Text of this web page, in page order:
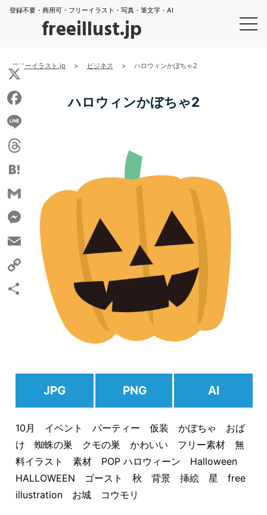
登録不要・商用可・フリーイラスト・写真・筆文字・AI
freeillust.jp
フリーイラスト.jp > ビジネス > ハロウィンかぼちゃ2
ハロウィンかぼちゃ2
JPG PNG AI
10月 イベント パーティー 仮装 かぼちゃ おば
け 蜘蛛の巣 クモの巣 かわいい フリー素材 無
料イラスト 素材 POP ハロウィーン Halloween
HALLOWEEN ゴースト 秋 背景 挿絵 星 free
illustration お城 コウモリ
X
Facebook
Line
Threads
Hatena
Gmail
Messenger
Email
Copy